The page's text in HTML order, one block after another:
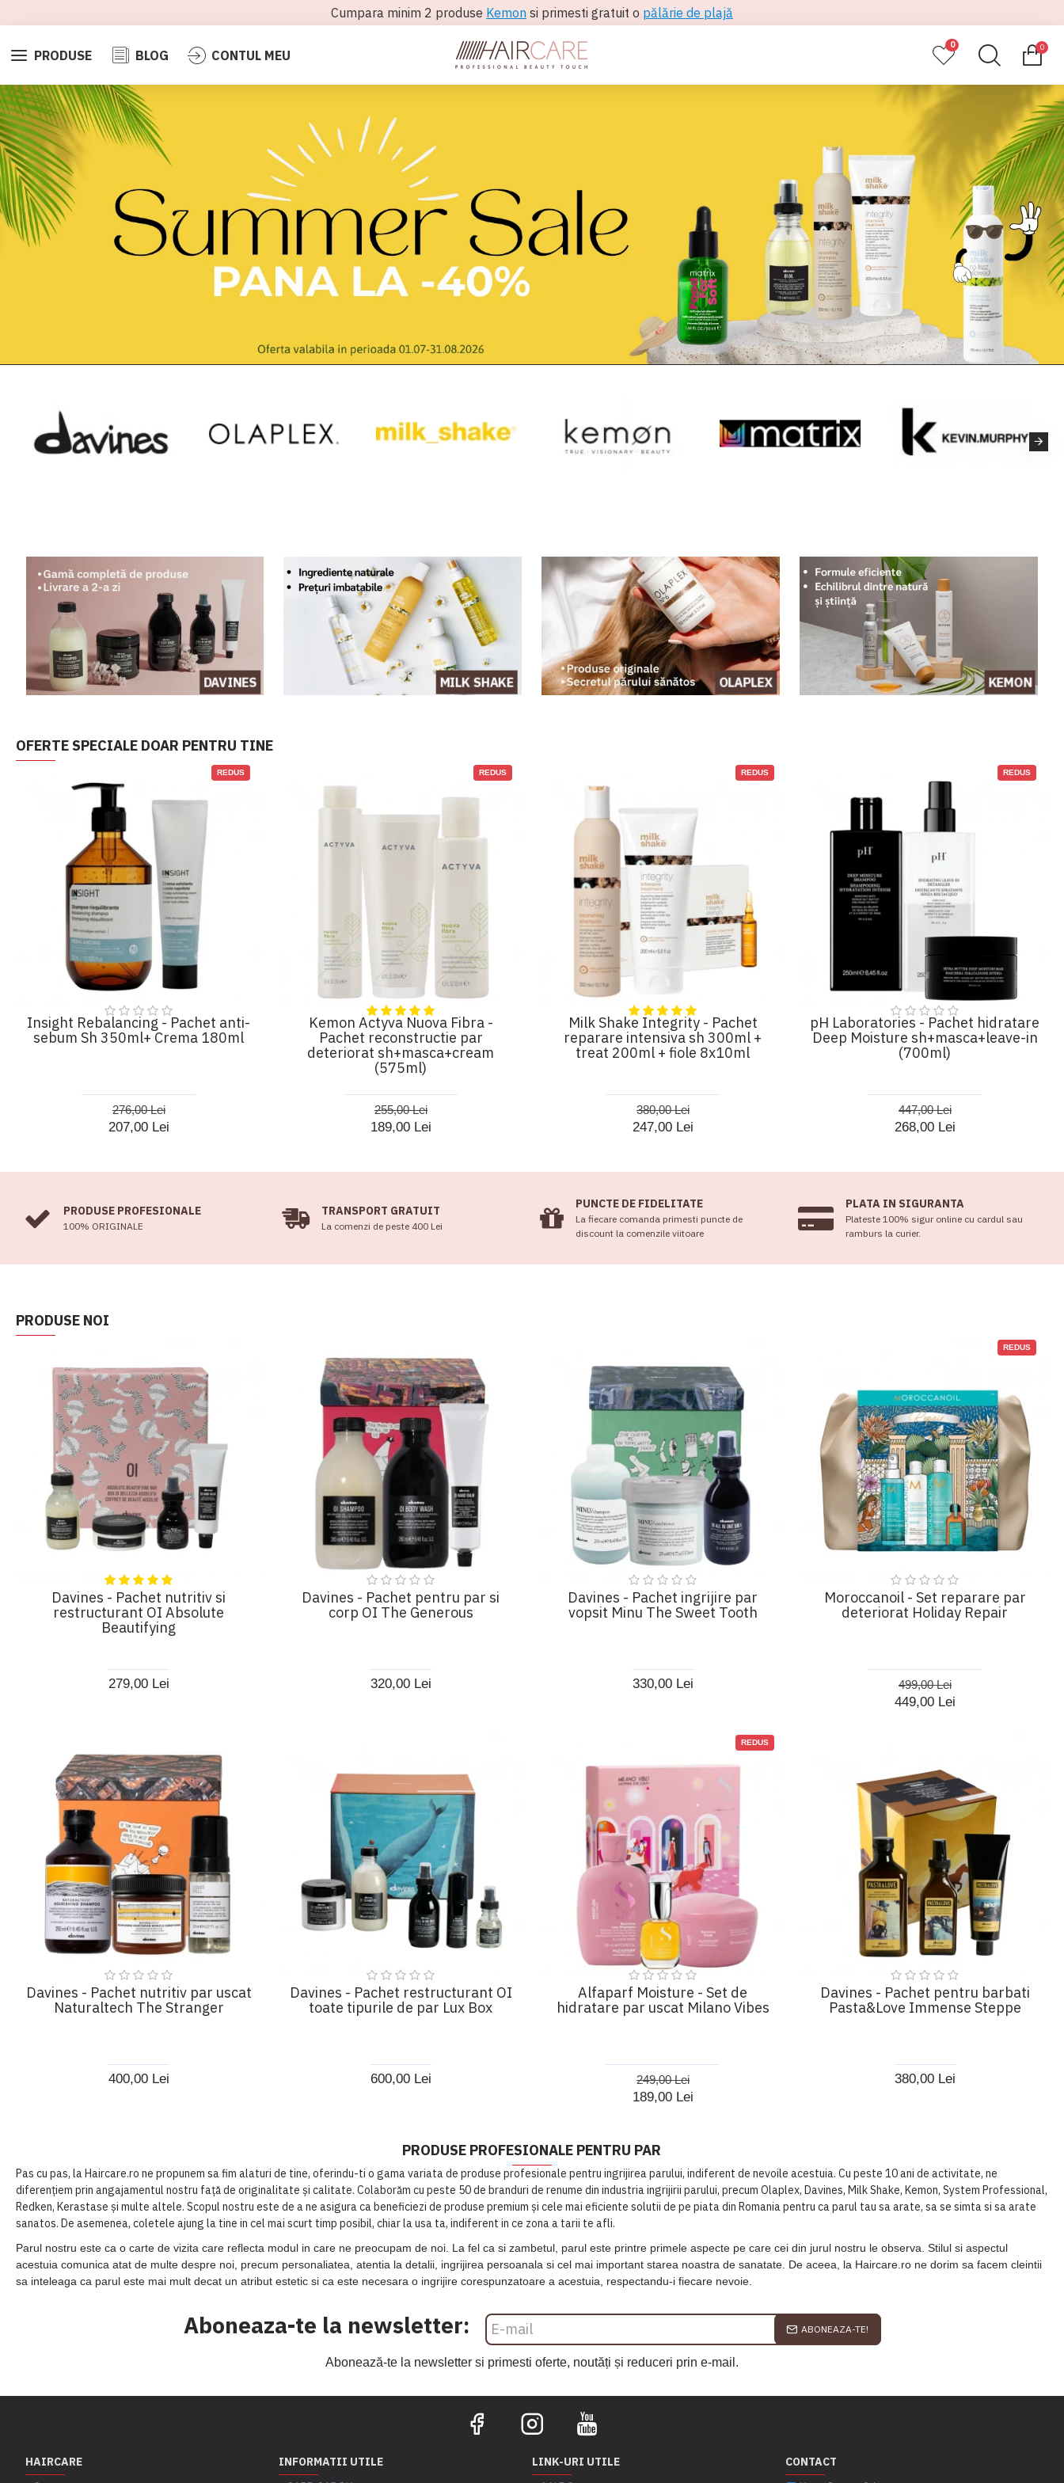
Cumpara minim 2 produse Kemon si primesti gratuit o pălărie de plajă
PRODUSE BLOG CONTUL MEU
0 0
DAVINES MILK SHAKE OLAPLEX KEMON
OFERTE SPECIALE DOAR PENTRU TINE
REDUS
Insight Rebalancing - Pachet anti-
sebum Sh 350ml+ Crema 180ml
207,00 Lei
276,00 Lei
REDUS
Kemon Actyva Nuova Fibra -
Pachet reconstructie par
deteriorat sh+masca+cream
(575ml)
189,00 Lei
255,00 Lei
REDUS
Milk Shake Integrity - Pachet
reparare intensiva sh 300ml +
treat 200ml + fiole 8x10ml
247,00 Lei
380,00 Lei
REDUS
pH Laboratories - Pachet hidratare
Deep Moisture sh+masca+leave-in
(700ml)
268,00 Lei
447,00 Lei
PRODUSE PROFESIONALE
100% ORIGINALE
TRANSPORT GRATUIT
La comenzi de peste 400 Lei
PUNCTE DE FIDELITATE
La fiecare comanda primesti puncte de
discount la comenzile viitoare
PLATA IN SIGURANTA
Plateste 100% sigur online cu cardul sau
ramburs la curier.
PRODUSE NOI
Davines - Pachet nutritiv si
restructurant OI Absolute
Beautifying
279,00 Lei
Davines - Pachet pentru par si
corp OI The Generous
320,00 Lei
Davines - Pachet ingrijire par
vopsit Minu The Sweet Tooth
330,00 Lei
REDUS
Moroccanoil - Set reparare par
deteriorat Holiday Repair
449,00 Lei
499,00 Lei
Davines - Pachet nutritiv par uscat
Naturaltech The Stranger
400,00 Lei
Davines - Pachet restructurant OI
toate tipurile de par Lux Box
600,00 Lei
REDUS
Alfaparf Moisture - Set de
hidratare par uscat Milano Vibes
189,00 Lei
249,00 Lei
Davines - Pachet pentru barbati
Pasta&Love Immense Steppe
380,00 Lei
PRODUSE PROFESIONALE PENTRU PAR
Pas cu pas, la Haircare.ro ne propunem sa fim alaturi de tine, oferindu-ti o gama variata de produse profesionale pentru ingrijirea parului, indiferent de nevoile acestuia. Cu peste 10 ani de activitate, ne
diferențiem prin angajamentul nostru față de originalitate și calitate. Colaborăm cu peste 50 de branduri de renume din industria ingrijirii parului, precum Olaplex, Davines, Milk Shake, Kemon, System Professional,
Redken, Kerastase și multe altele. Scopul nostru este de a ne asigura ca beneficiezi de produse premium și cele mai eficiente solutii de pe piata din Romania pentru ca parul tau sa arate, sa se simta si sa arate
sanatos. De asemenea, coletele ajung la tine in cel mai scurt timp posibil, chiar la usa ta, indiferent in ce zona a tarii te afli.
Parul nostru este ca o carte de vizita care reflecta modul in care ne preocupam de noi. La fel ca si zambetul, parul este printre primele aspecte pe care cei din jurul nostru le observa. Stilul si aspectul
acestuia comunica atat de multe despre noi, precum personaliatea, atentia la detalii, ingrijirea persoanala si cel mai important starea noastra de sanatate. De aceea, la Haircare.ro ne dorim sa facem cleintii
sa inteleaga ca parul este mai mult decat un atribut estetic si ca este necesara o ingrijire corespunzatoare a acestuia, respectandu-i fiecare nevoie.
Aboneaza-te la newsletter: ABONEAZA-TE!
Abonează-te la newsletter si primesti oferte, noutăți și reduceri prin e-mail.
HAIRCARE
INFORMATII UTILE
LINK-URI UTILE
CONTACT